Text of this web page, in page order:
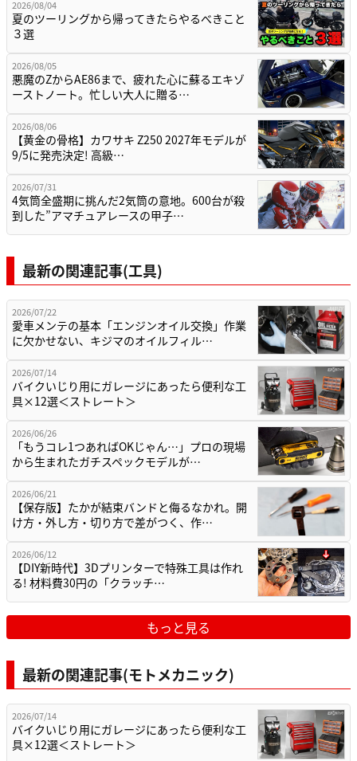
2026/08/04
夏のツーリングから帰ってきたらやるべきこと
３選
2026/08/05
悪魔のZからAE86まで、疲れた心に蘇るエキゾ
ーストノート。忙しい大人に贈る…
2026/08/06
【黄金の骨格】カワサキ Z250 2027年モデルが
9/5に発売決定! 高級…
2026/07/31
4気筒全盛期に挑んだ2気筒の意地。600台が殺
到した”アマチュアレースの甲子…
最新の関連記事(工具)
2026/07/22
愛車メンテの基本「エンジンオイル交換」作業
に欠かせない、キジマのオイルフィル…
2026/07/14
バイクいじり用にガレージにあったら便利な工
具×12選＜ストレート＞
2026/06/26
「もうコレ1つあればOKじゃん…」プロの現場
から生まれたガチスペックモデルが…
2026/06/21
【保存版】たかが結束バンドと侮るなかれ。開
け方・外し方・切り方で差がつく、作…
2026/06/12
【DIY新時代】3Dプリンターで特殊工具は作れ
る! 材料費30円の「クラッチ…
もっと見る
最新の関連記事(モトメカニック)
2026/07/14
バイクいじり用にガレージにあったら便利な工
具×12選＜ストレート＞